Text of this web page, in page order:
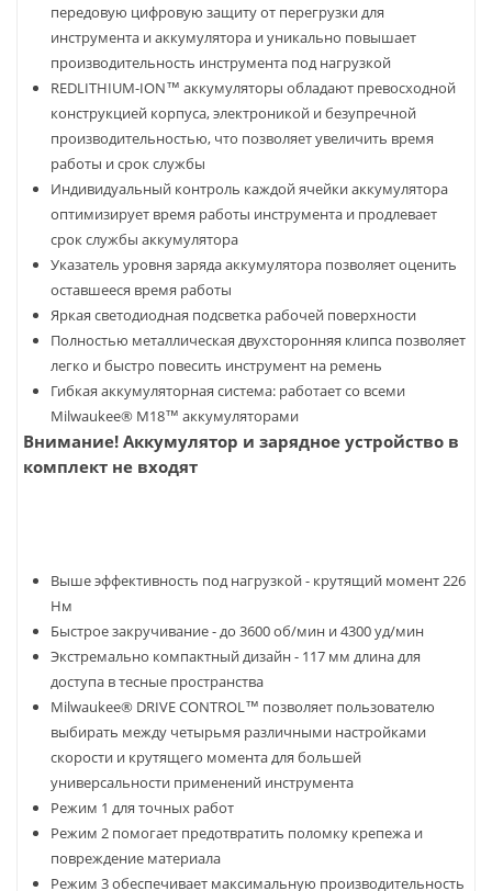
передовую цифровую защиту от перегрузки для
инструмента и аккумулятора и уникально повышает
производительность инструмента под нагрузкой
REDLITHIUM-ION™ аккумуляторы обладают превосходной
конструкцией корпуса, электроникой и безупречной
производительностью, что позволяет увеличить время
работы и срок службы
Индивидуальный контроль каждой ячейки аккумулятора
оптимизирует время работы инструмента и продлевает
срок службы аккумулятора
Указатель уровня заряда аккумулятора позволяет оценить
оставшееся время работы
Яркая светодиодная подсветка рабочей поверхности
Полностью металлическая двухсторонняя клипса позволяет
легко и быстро повесить инструмент на ремень
Гибкая аккумуляторная система: работает со всеми
Milwaukee® M18™ аккумуляторами
Внимание! Аккумулятор и зарядное устройство в
комплект не входят
Выше эффективность под нагрузкой - крутящий момент 226
Нм
Быстрое закручивание - до 3600 об/мин и 4300 уд/мин
Экстремально компактный дизайн - 117 мм длина для
доступа в тесные пространства
Milwaukee® DRIVE CONTROL™ позволяет пользователю
выбирать между четырьмя различными настройками
скорости и крутящего момента для большей
универсальности применений инструмента
Режим 1 для точных работ
Режим 2 помогает предотвратить поломку крепежа и
повреждение материала
Режим 3 обеспечивает максимальную производительность